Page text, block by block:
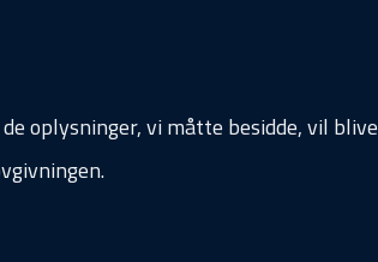
oplysninger, vi måtte besidde, vil blive